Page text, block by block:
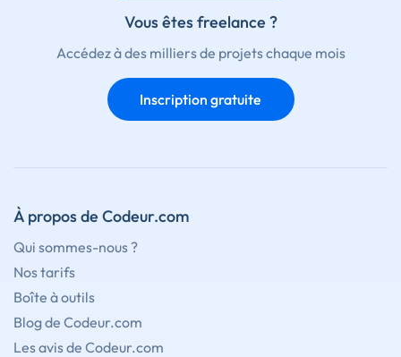
Vous êtes freelance ?
Accédez à des milliers de projets chaque mois
Inscription gratuite
À propos de Codeur.com
Qui sommes-nous ?
Nos tarifs
Boîte à outils
Blog de Codeur.com
Les avis de Codeur.com